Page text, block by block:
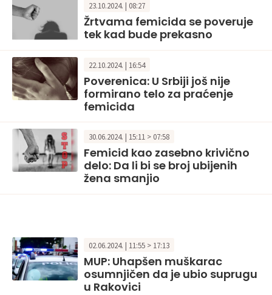
23.10.2024. | 08:27
Žrtvama femicida se poveruje
tek kad bude prekasno
22.10.2024. | 16:54
Poverenica: U Srbiji još nije
formirano telo za praćenje
femicida
30.06.2024. | 15:11 > 07:58
Femicid kao zasebno krivično
delo: Da li bi se broj ubijenih
žena smanjio
02.06.2024. | 11:55 > 17:13
MUP: Uhapšen muškarac
osumnjičen da je ubio suprugu
u Rakovici